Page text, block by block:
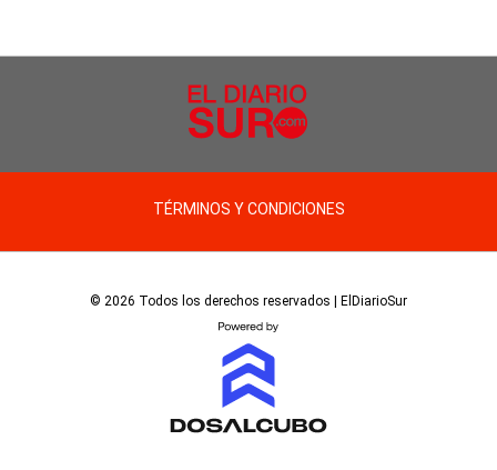
TÉRMINOS Y CONDICIONES
© 2026 Todos los derechos reservados | ElDiarioSur